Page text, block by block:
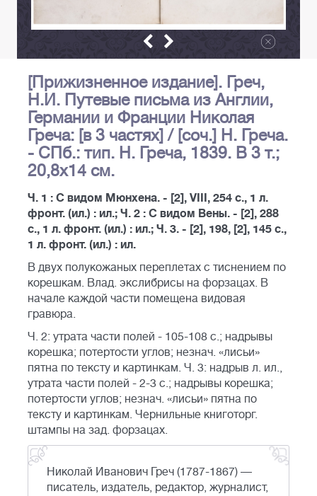
[Прижизненное издание]. Греч,
Н.И. Путевые письма из Англии,
Германии и Франции Николая
Греча: [в 3 частях] / [соч.] Н. Греча.
- СПб.: тип. Н. Греча, 1839. В 3 т.;
20,8х14 см.
Ч. 1 : С видом Мюнхена. - [2], VIII, 254 с., 1 л.
фронт. (ил.) : ил.; Ч. 2 : С видом Вены. - [2], 288
с., 1 л. фронт. (ил.) : ил.; Ч. 3. - [2], 198, [2], 145 с.,
1 л. фронт. (ил.) : ил.
В двух полукожаных переплетах с тиснением по
корешкам. Влад. экслибрисы на форзацах. В
начале каждой части помещена видовая
гравюра.
Ч. 2: утрата части полей - 105-108 с.; надрывы
корешка; потертости углов; незнач. «лисьи»
пятна по тексту и картинкам. Ч. 3: надрыв л. ил.,
утрата части полей - 2-3 с.; надрывы корешка;
потертости углов; незнач. «лисьи» пятна по
тексту и картинкам. Чернильные книготорг.
штампы на зад. форзацах.
Николай Иванович Греч (1787-1867) —
писатель, издатель, редактор, журналист,